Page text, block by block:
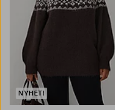
NYHET!